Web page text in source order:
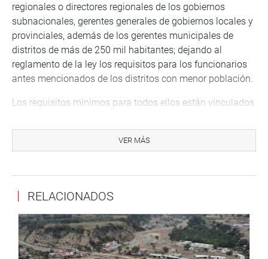
regionales o directores regionales de los gobiernos
subnacionales, gerentes generales de gobiernos locales y
provinciales, además de los gerentes municipales de
distritos de más de 250 mil habitantes; dejando al
reglamento de la ley los requisitos para los funcionarios
antes mencionados de los distritos con menor población.
Los requisitos mínimos para todos ellos están vinculados
técnico o maestría y poseer con experiencia profesional
referida al puesto o cargo, la función o materia y
para asumir los cargos antes mencionados los
siguientes:
-Tener sentencia condenatoria emitida en primera
instancia, en calidad de autoras o cómplices, por la
comisión de delito doloso.
VER MÁS
RELACIONADOS